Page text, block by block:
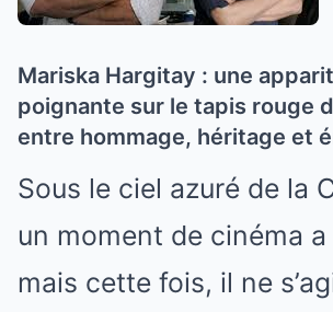
Mariska Hargitay : une
poignante sur le tapis rouge
entre hommage, héritage et
Sous le ciel azuré de la
un moment de cinéma
mais cette fois, il ne